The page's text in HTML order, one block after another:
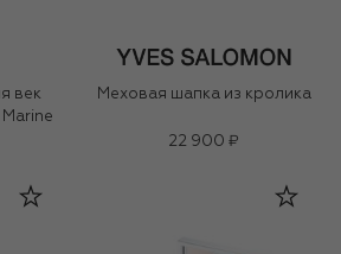
век
Меховая шапка из кролика
22 900 ₽